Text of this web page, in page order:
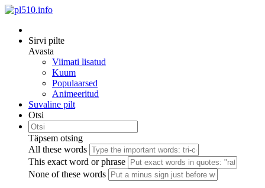
Sirvi pilte
Avasta
Viimati lisatud
Kuum
Populaarsed
Animeeritud
Suvaline pilt
Otsi
Täpsem otsing
All these words
This exact word or phrase
None of these words